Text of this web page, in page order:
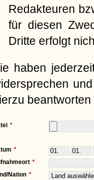
Redakteuren
für diesen
Dritte erfolgt
haben
Nation